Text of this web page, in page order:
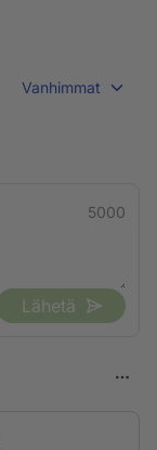
Vanhimmat
5000
Lähetä